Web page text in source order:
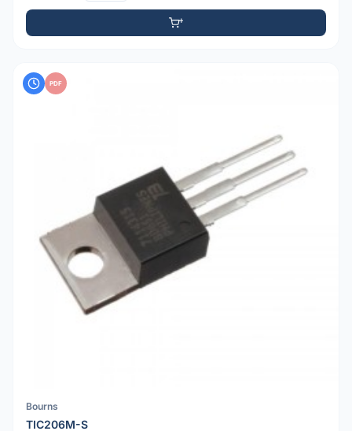
PDF
Bourns
TIC206M-S